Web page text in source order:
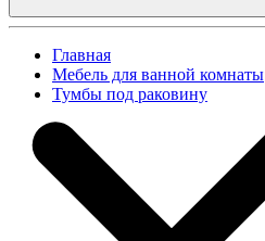
Главная
Мебель для ванной комнаты
Тумбы под раковину